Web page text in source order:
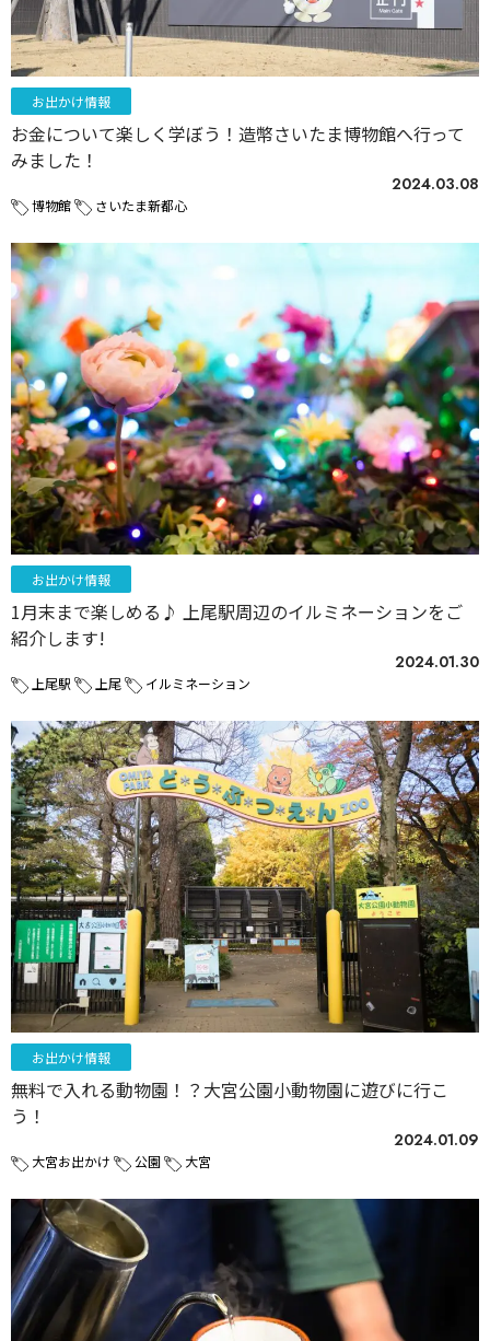
お出かけ情報
お金について楽しく学ぼう！造幣さいたま博物館へ行って
みました！
2024.03.08
博物館 さいたま新都心
お出かけ情報
1月末まで楽しめる♪ 上尾駅周辺のイルミネーションをご
紹介します!
2024.01.30
上尾駅 上尾 イルミネーション
お出かけ情報
無料で入れる動物園！？大宮公園小動物園に遊びに行こ
う！
2024.01.09
大宮お出かけ 公園 大宮